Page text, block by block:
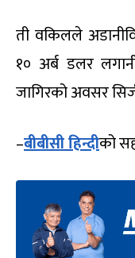
ती वकिलले
१० अर्ब डलर
जागिरको अवसर
–बीबीसी हिन्दीको